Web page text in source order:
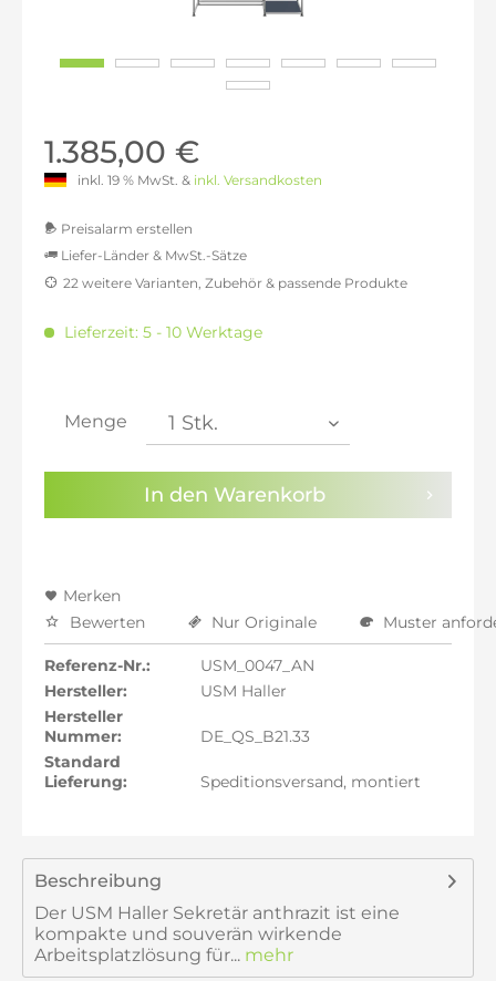
1.385,00 €
inkl. 19 % MwSt. & inkl. Versandkosten
Preisalarm erstellen
Sie haben dieDatenschutzbestimmungenzur
Kenntnis genommen.
Liefer-Länder & MwSt.-Sätze
inkl. 16% MwSt.: 1.350,08 €
inkl. 20% MwSt.: 1.396,64 €
inkl. 21% MwSt.: 1.408,28 €
inkl. 22% MwSt.: 1.419,92 €
22 weitere Varianten, Zubehör & passende Produkte
Lieferzeit: 5 - 10 Werktage
Menge
In den Warenkorb
Merken
Bewerten
Nur Originale Muster
Referenz-Nr.:
USM_0047_AN
Hersteller:
USM Haller
Hersteller
Nummer:
DE_QS_B21.33
Standard
Lieferung:
Speditionsversand, montiert
Beschreibung
Der USM Haller Sekretär anthrazit ist eine
kompakte und souverän wirkende
Arbeitsplatzlösung für... mehr